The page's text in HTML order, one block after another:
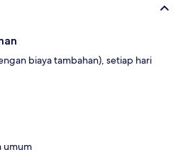
biaya tambahan), setiap hari
umum